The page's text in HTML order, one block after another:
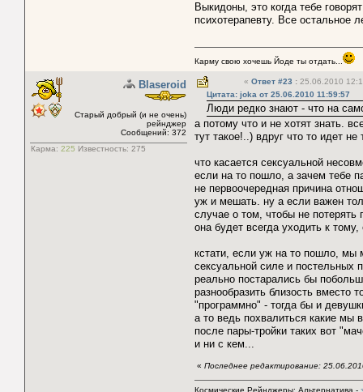
Выкидоны, это когда тебе
психотерапевту. Все остальное
Карму свою хочешь Йоде ты отдать...
Blaseroid
Старый добрый (и не очень)
рейнджер
Сообщений: 372
Карма: 225 Известность: 275
« Ответ #23 : 25.06.2010
Цитата: joka от 25.06.2010 11:59:57
Люди редко знают - что на
а потому что и не хотят знать.
тут такое!..) вдруг что то идет
что касается сексуальной
если на то пошло, а зачем тебе
не первоочередная причина
уж и мешать. ну а если важен
случае о том, чтобы не потерять
она будет всегда уходить к
кстати, если уж на то пошло, мы
сексуальной силе и постельных
реально постарались бы
разнообразить близость вместо
"программно" - тогда бы и
а то ведь похвалиться какие мы
после пары-тройки таких вот
и ни с кем...
« Последнее редактирование: